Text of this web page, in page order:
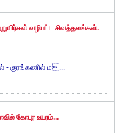
வழிபட்ட சிவத்தலங்கள்.
- குரங்கணில் ம...
கோபுர உயரம்...